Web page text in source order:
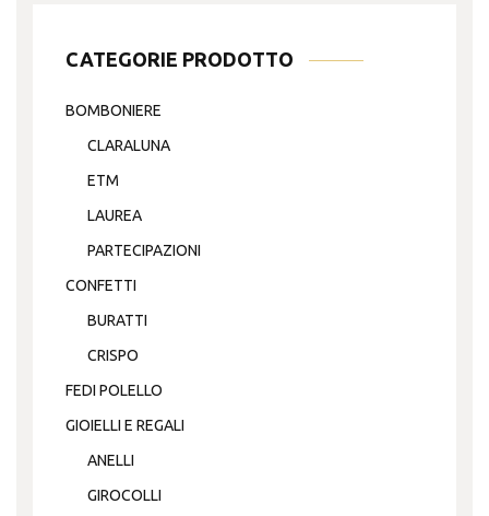
CATEGORIE PRODOTTO
BOMBONIERE
CLARALUNA
ETM
LAUREA
PARTECIPAZIONI
CONFETTI
BURATTI
CRISPO
FEDI POLELLO
GIOIELLI E REGALI
ANELLI
GIROCOLLI